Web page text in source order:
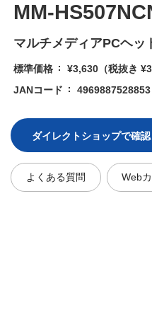
MM-
マルチメディアPCヘッ
標準価格 ¥3,630 （税抜き
JANコード
4969887528853
ダイレクトショップで確認
よくある質問 Web